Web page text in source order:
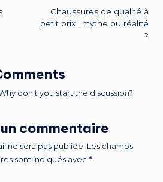
Chaussures de qualité à
petit prix : mythe ou réalité
?
don’t you start the discussion?
commentaire
ne sera pas publiée. Les champs
sont indiqués avec *